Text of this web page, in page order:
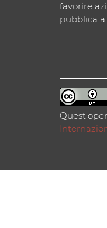
favorire
pubblica a